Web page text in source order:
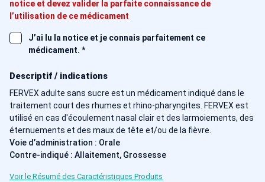
notice et devez valider la parfaite connaissance de
l’utilisation de ce médicament
J’ai lu la notice et je connais parfaitement ce
médicament. *
Descriptif / indications
FERVEX adulte sans sucre est un médicament indiqué dans le
traitement court des rhumes et rhino-pharyngites. FERVEX est
utilisé en cas d'écoulement nasal clair et des larmoiements, des
éternuements et des maux de tête et/ou de la fièvre.
Voie d’administration : Orale
Contre-indiqué : Allaitement, Grossesse
Voir le Résumé des Caractéristiques Produits